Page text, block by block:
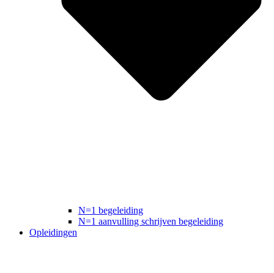
N=1 begeleiding
N=1 aanvulling schrijven begeleiding
Opleidingen